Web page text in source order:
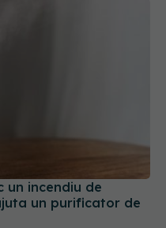
un incendiu de
un purificator de